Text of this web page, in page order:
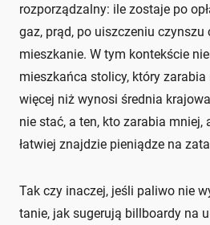
rozporządzalny: ile zostaje po
gaz, prąd, po uiszczeniu czynszu
mieszkanie. W tym kontekście
mieszkańca stolicy, który zarabia
więcej niż wynosi średnia
nie stać, a ten, kto zarabia mniej,
łatwiej znajdzie pieniądze na
Tak czy inaczej, jeśli paliwo nie
tanie, jak sugerują billboardy na